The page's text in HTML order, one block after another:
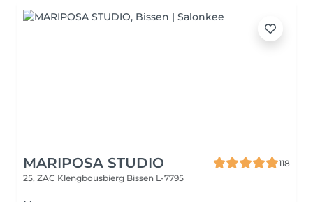
MARIPOSA STUDIO
118
25, ZAC Klengbousbierg Bissen L-7795